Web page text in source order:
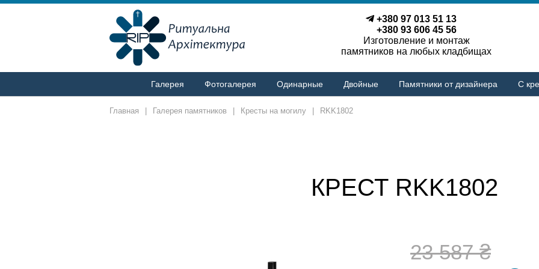
+380 97 013 51 13
+380 93 606 45 56
Изготовление и монтаж
памятников на любых кладбищах
Галерея Фотогалерея Одинарные Двойные Памятники от дизайнера С
Главная Галерея памятников Кресты на могилу RKK1802
КРЕСТ RKK1802
23 587 ₴